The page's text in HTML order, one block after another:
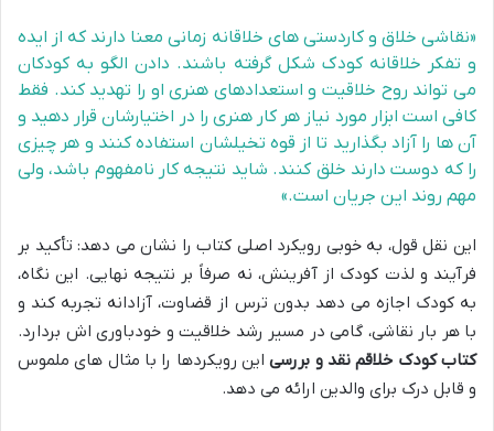
«نقاشی خلاق و کاردستی های خلاقانه زمانی معنا دارند که از ایده
و تفکر خلاقانه کودک شکل گرفته باشند. دادن الگو به کودکان
می تواند روح خلاقیت و استعدادهای هنری او را تهدید کند. فقط
کافی است ابزار مورد نیاز هر کار هنری را در اختیارشان قرار دهید و
آن ها را آزاد بگذارید تا از قوه تخیلشان استفاده کنند و هر چیزی
را که دوست دارند خلق کنند. شاید نتیجه کار نامفهوم باشد، ولی
مهم روند این جریان است.»
این نقل قول، به خوبی رویکرد اصلی کتاب را نشان می دهد: تأکید بر
فرآیند و لذت کودک از آفرینش، نه صرفاً بر نتیجه نهایی. این نگاه،
به کودک اجازه می دهد بدون ترس از قضاوت، آزادانه تجربه کند و
با هر بار نقاشی، گامی در مسیر رشد خلاقیت و خودباوری اش بردارد.
کتاب کودک خلاقم نقد و بررسیاین رویکردها را با مثال های ملموس
و قابل درک برای والدین ارائه می دهد.